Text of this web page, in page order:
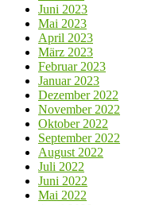
Juni 2023
Mai 2023
April 2023
März 2023
Februar 2023
Januar 2023
Dezember 2022
November 2022
Oktober 2022
September 2022
August 2022
Juli 2022
Juni 2022
Mai 2022